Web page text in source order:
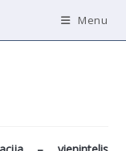
Menu